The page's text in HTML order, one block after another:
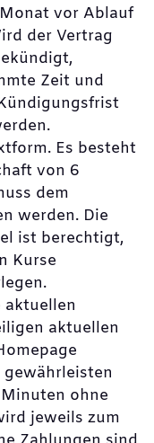
vor Ablauf
der Vertrag
Zeit und
Es besteht
von 6
dem
werden. Die
ist berechtigt,
Kurse
aktuellen
aktuellen
ohne
jeweils zum